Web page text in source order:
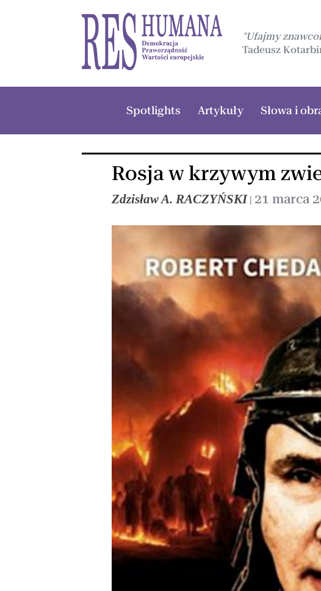
"Ufajmy
Tadeusz
Spotlights Artykuły Słowa i
Rosja w krzywym
Zdzisław A. RACZYŃSKI | 21 marca